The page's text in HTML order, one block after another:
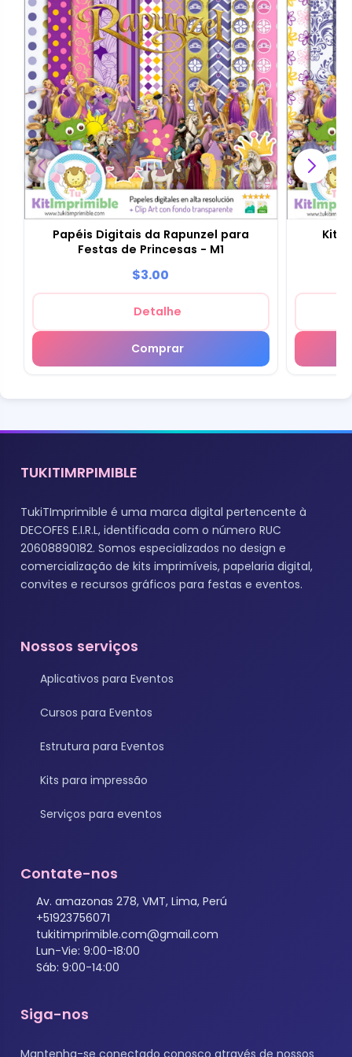
Papéis Digitais da Rapunzel para
Festas de Princesas - M1
$3.00
Detalhe
Comprar
Kit
TUKITIMRPIMIBLE
TukiTImprimible é uma marca digital pertencente à
DECOFES E.I.R.L, identificada com o número RUC
20608890182. Somos especializados no design e
comercialização de kits imprimíveis, papelaria digital,
convites e recursos gráficos para festas e eventos.
Nossos serviços
Aplicativos para Eventos
Cursos para Eventos
Estrutura para Eventos
Kits para impressão
Serviços para eventos
Contate-nos
Av. amazonas 278, VMT, Lima, Perú
+51923756071
tukitimprimible.com@gmail.com
Lun-Vie: 9:00-18:00
Sáb: 9:00-14:00
Siga-nos